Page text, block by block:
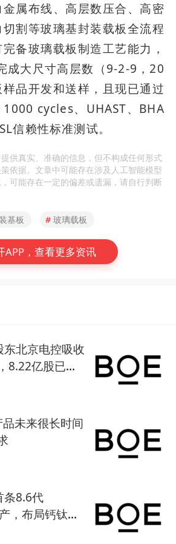
属布线、高层数压合、高密
割等玻璃基封装载板全流程
备玻璃载板制造工艺能力，
成大尺寸高层数（9-2-9，20
品开发和送样，且现已通过
cycles、UHAST、BHA
信赖性标准测试。
供真实、准确的信息，但不构成任何形式
依据。文章中可能存在涉及人工智能模型
可能存在一定的偏差或遗漏，请自行判断
基板 # 玻璃载板
APP，查看更多资讯
北京电控吸收
8.22亿股已过
未来很长时间
条8.6代
，布局钙钛